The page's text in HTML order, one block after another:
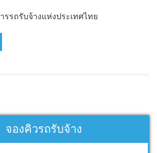
รรถรับจ้างแห่งประเทศไทย
จองคิวรถรับจ้าง